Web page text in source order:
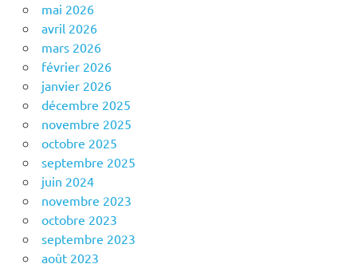
mai 2026
avril 2026
mars 2026
février 2026
janvier 2026
décembre 2025
novembre 2025
octobre 2025
septembre 2025
juin 2024
novembre 2023
octobre 2023
septembre 2023
août 2023